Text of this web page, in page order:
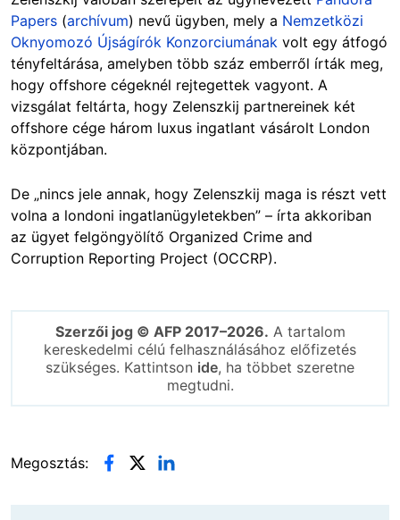
Papers (archívum) nevű ügyben, mely a Nemzetközi
Oknyomozó Újságírók Konzorciumának volt egy átfogó
tényfeltárása, amelyben több száz emberről írták meg,
hogy offshore cégeknél rejtegettek vagyont. A
vizsgálat feltárta, hogy Zelenszkij partnereinek két
offshore cége három luxus ingatlant vásárolt London
központjában.
De „nincs jele annak, hogy Zelenszkij maga is részt vett
volna a londoni ingatlanügyletekben” – írta akkoriban
az ügyet felgöngyölítő Organized Crime and
Corruption Reporting Project (OCCRP).
Szerzői jog © AFP 2017–2026. A tartalom
kereskedelmi célú felhasználásához előfizetés
szükséges. Kattintson ide, ha többet szeretne
megtudni.
Megosztás: